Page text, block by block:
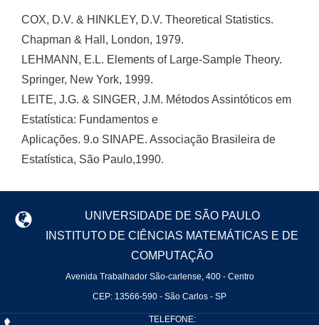
COX, D.V. & HINKLEY, D.V. Theoretical Statistics.
Chapman & Hall, London, 1979.
LEHMANN, E.L. Elements of Large-Sample Theory.
Springer, New York, 1999.
LEITE, J.G. & SINGER, J.M. Métodos Assintóticos em
Estatística: Fundamentos e
Aplicações. 9.o SINAPE. Associação Brasileira de
Estatística, São Paulo,1990.
UNIVERSIDADE DE SÃO PAULO
INSTITUTO DE CIÊNCIAS MATEMÁTICAS E DE
COMPUTAÇÃO
Avenida Trabalhador São-carlense, 400 - Centro
CEP: 13566-590 - São Carlos - SP
TELEFONE: